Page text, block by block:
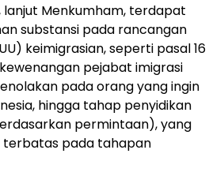
lanjut Menkumham, terdapat
substansi pada rancangan
keimigrasian, seperti pasal 16
pejabat imigrasi
pada orang yang ingin
hingga tahap penyidikan
permintaan), yang
terbatas pada tahapan